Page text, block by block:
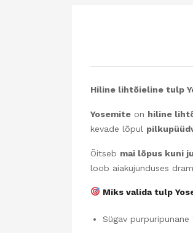
Hiline lihtõieline tulp
Yosemite on hiline
kevade lõpul
Õitseb mai lõpus kuni
loob aiakujunduses
Miks valida tulp
Sügav